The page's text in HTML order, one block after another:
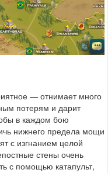
— отнимает много
потерям и дарит
в каждом бою
нижнего предела мощи
с изгнанием целой
стены очень
с помощью катапульт,